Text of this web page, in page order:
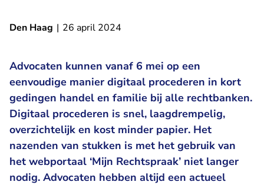
Den Haag | 26 april 2024
Advocaten kunnen vanaf 6 mei op een
eenvoudige manier digitaal procederen in kort
gedingen handel en familie bij alle rechtbanken.
Digitaal procederen is snel, laagdrempelig,
overzichtelijk en kost minder papier. Het
nazenden van stukken is met het gebruik van
het webportaal ‘Mijn Rechtspraak’ niet langer
nodig. Advocaten hebben altijd een actueel